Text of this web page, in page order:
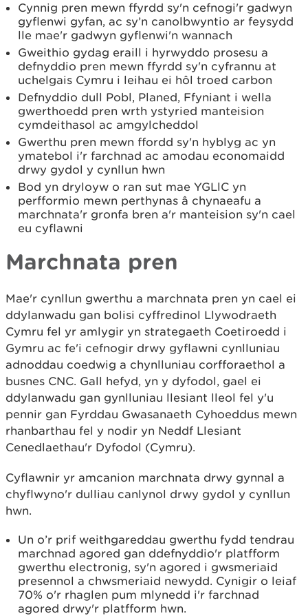
Cynnig pren mewn ffyrdd sy'n cefnogi'r gadwyn
gyflenwi gyfan, ac sy’n canolbwyntio ar feysydd
lle mae'r gadwyn gyflenwi'n wannach
Gweithio gydag eraill i hyrwyddo prosesu a
defnyddio pren mewn ffyrdd sy'n cyfrannu at
uchelgais Cymru i leihau ei hôl troed carbon
Defnyddio dull Pobl, Planed, Ffyniant i wella
gwerthoedd pren wrth ystyried manteision
cymdeithasol ac amgylcheddol
Gwerthu pren mewn ffordd sy'n hyblyg ac yn
ymatebol i'r farchnad ac amodau economaidd
drwy gydol y cynllun hwn
Bod yn dryloyw o ran sut mae YGLlC yn
perfformio mewn perthynas â chynaeafu a
marchnata'r gronfa bren a'r manteision sy'n cael
eu cyflawni
Marchnata pren
Mae'r cynllun gwerthu a marchnata pren yn cael ei
ddylanwadu gan bolisi cyffredinol Llywodraeth
Cymru fel yr amlygir yn strategaeth Coetiroedd i
Gymru ac fe'i cefnogir drwy gyflawni cynlluniau
adnoddau coedwig a chynlluniau corfforaethol a
busnes CNC. Gall hefyd, yn y dyfodol, gael ei
ddylanwadu gan gynlluniau llesiant lleol fel y'u
pennir gan Fyrddau Gwasanaeth Cyhoeddus mewn
rhanbarthau fel y nodir yn Neddf Llesiant
Cenedlaethau'r Dyfodol (Cymru).
Cyflawnir yr amcanion marchnata drwy gynnal a
chyflwyno'r dulliau canlynol drwy gydol y cynllun
hwn.
Un o’r prif weithgareddau gwerthu fydd tendrau
marchnad agored gan ddefnyddio'r platfform
gwerthu electronig, sy'n agored i gwsmeriaid
presennol a chwsmeriaid newydd. Cynigir o leiaf
70% o'r rhaglen pum mlynedd i'r farchnad
agored drwy'r platfform hwn.